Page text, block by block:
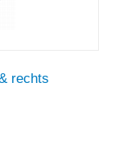
rechts